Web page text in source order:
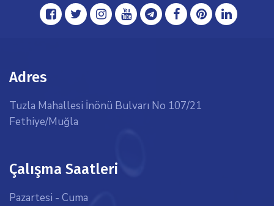
facebook
twitterinstagram
youtubetelegramfacebookpinterestlinkedin
Adres
Tuzla Mahallesi İnönü Bulvarı No 107/21
Fethiye/Muğla
Çalışma Saatleri
Pazartesi - Cuma